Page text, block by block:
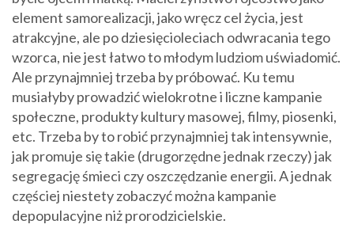
element samorealizacji, jako wręcz cel życia, jest
atrakcyjne, ale po dziesięcioleciach odwracania tego
wzorca, nie jest łatwo to młodym ludziom uświadomić.
Ale przynajmniej trzeba by próbować. Ku temu
musiałyby prowadzić wielokrotne i liczne kampanie
społeczne, produkty kultury masowej, filmy, piosenki,
etc. Trzeba by to robić przynajmniej tak intensywnie,
jak promuje się takie (drugorzędne jednak rzeczy) jak
segregację śmieci czy oszczędzanie energii. A jednak
częściej niestety zobaczyć można kampanie
depopulacyjne niż prorodzicielskie.